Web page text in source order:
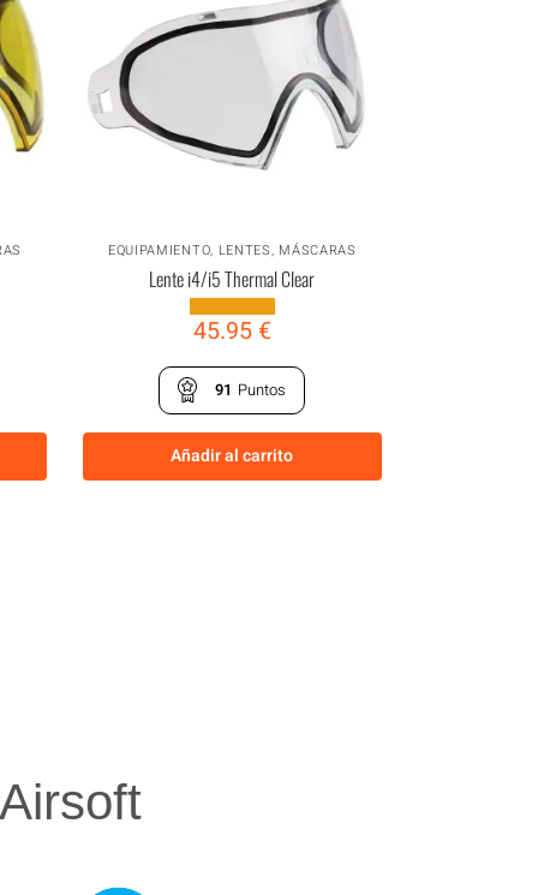
EQUIPAMIENTO, LENTES, MÁSCARAS
Lente i4/i5 Thermal Clear
45.95 €
91 Puntos
Añadir al carrito